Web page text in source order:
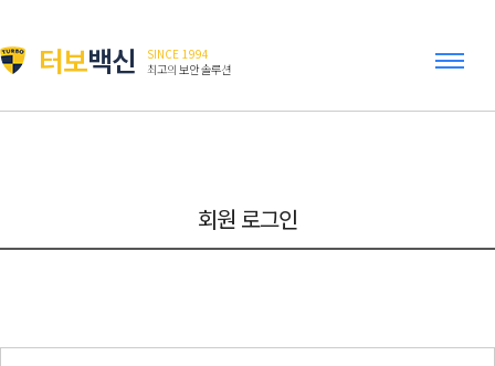
터보백신
SINCE 1994
최고의 보안 솔루션
회원 로그인